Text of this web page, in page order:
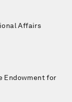
Affairs
Endowment for